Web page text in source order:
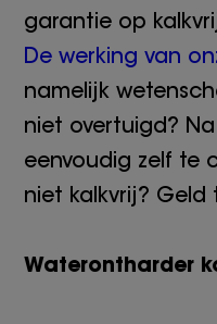
garantie op
De werking van
namelijk
niet overtuigd?
eenvoudig zelf te
niet kalkvrij? Geld
Waterontharder